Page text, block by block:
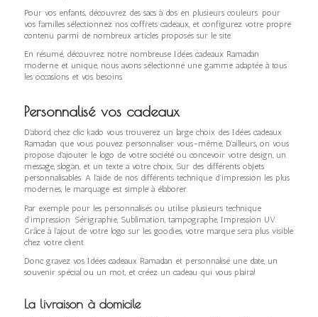
Pour vos enfants, découvrez des sacs à dos en plusieurs couleurs. pour
vos familles sélectionnez nos coffrets cadeaux, et configurez votre propre
contenu parmi de nombreux articles proposés sur le site.
En résumé, découvrez notre nombreuse Idées cadeaux Ramadan
moderne et unique, nous avons sélectionné une gamme adaptée à tous
les occasions et vos besoins.
Personnalisé vos cadeaux
D’abord, chez clic kado vous trouverez un large choix des Idées cadeaux
Ramadan que vous pouvez personnaliser vous-même, D’ailleurs, on vous
propose d’ajouter le logo de votre société ou concevoir votre design, un
message, slogan, et un texte a votre choix, Sur des différents objets
personnalisables. A l’aide de nos différents technique d’impression les plus
modernes, le marquage est simple à élaborer.
Par exemple pour les personnalisés ou utilise plusieurs technique
d’impression. Sérigraphie, Sublimation, tampographe, Impression UV.
Grâce à l’ajout de votre logo sur les goodies, votre marque sera plus visible
chez votre client.
Donc gravez vos Idées cadeaux Ramadan et personnalisé une date, un
souvenir spécial ou un mot, et créez un cadeau qui vous plaira!
La livraison à domicile